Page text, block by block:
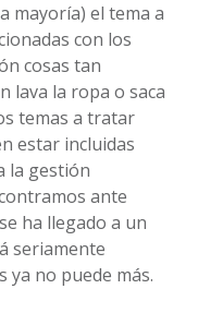
mayoría) el tema a
con los
cosas tan
lava la ropa o saca
temas a tratar
estar incluidas
la gestión
ante
ha llegado a un
seriamente
ya no puede más.